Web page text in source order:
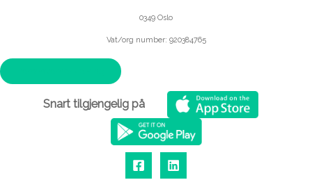
0349 Oslo
Vat/org number: 920384765
Snart tilgjengelig på